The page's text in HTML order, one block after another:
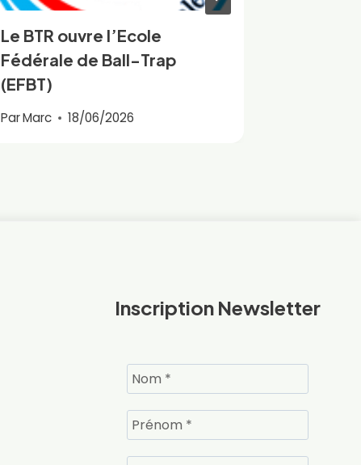
Le BTR ouvre l’Ecole
Fédérale de Ball-Trap
(EFBT)
ParMarc 18/06/2026
Inscription Newsletter